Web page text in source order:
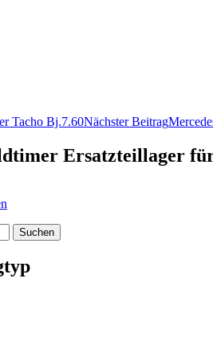
Tacho Bj.7.60Nächster Beitrag
Ersatzteillager